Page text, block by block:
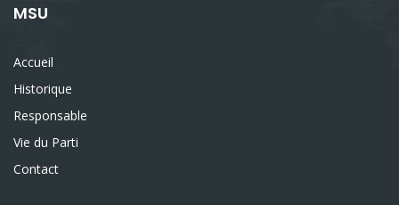
MSU
Accueil
Historique
Responsable
Vie du Parti
Contact